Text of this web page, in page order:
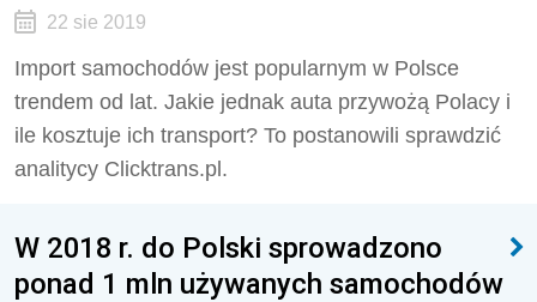
22 sie 2019
Import samochodów jest popularnym w Polsce
trendem od lat. Jakie jednak auta przywożą Polacy i
ile kosztuje ich transport? To postanowili sprawdzić
analitycy Clicktrans.pl.
W 2018 r. do Polski sprowadzono
ponad 1 mln używanych samochodów